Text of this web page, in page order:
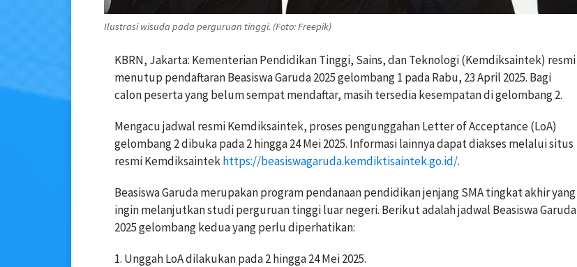
Ilustrasi wisuda pada perguruan tinggi. (Foto: Freepik)
KBRN, Jakarta: Kementerian Pendidikan Tinggi, Sains, dan Teknologi (Kemdiksaintek) resmi
menutup pendaftaran Beasiswa Garuda 2025 gelombang 1 pada Rabu, 23 April 2025. Bagi
calon peserta yang belum sempat mendaftar, masih tersedia kesempatan di gelombang 2.
Mengacu jadwal resmi Kemdiksaintek, proses pengunggahan Letter of Acceptance (LoA)
gelombang 2 dibuka pada 2 hingga 24 Mei 2025. Informasi lainnya dapat diakses melalui situs
resmi Kemdiksaintekhttps://beasiswagaruda.kemdiktisaintek.go.id/.
Beasiswa Garuda merupakan program pendanaan pendidikan jenjang SMA tingkat akhir yang
ingin melanjutkan studi perguruan tinggi luar negeri. Berikut adalah jadwal Beasiswa Garuda
2025 gelombang kedua yang perlu diperhatikan:
1. Unggah LoA dilakukan pada 2 hingga 24 Mei 2025.